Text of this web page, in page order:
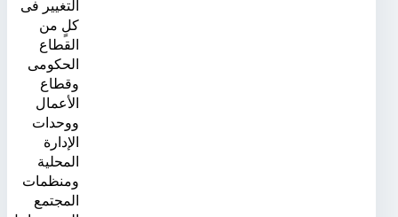
التغيير فى
كلٍ من
القطاع
الحكومى
وقطاع
الأعمال
ووحدات
الإدارة
المحلية
ومنظمات
المجتمع